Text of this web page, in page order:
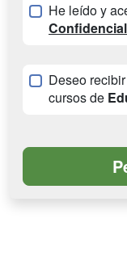
He leído y
Deseo
cursos de